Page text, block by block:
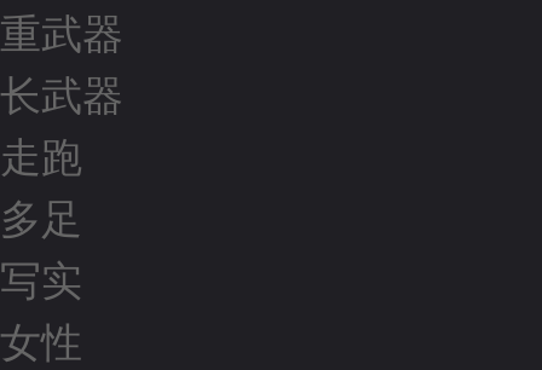
重武器
长武器
走跑
多足
写实
女性